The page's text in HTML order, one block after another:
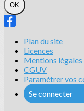
OK
Plan du site
Licences
Mentions légales
CGUV
Paramétrer vos
Se connecter